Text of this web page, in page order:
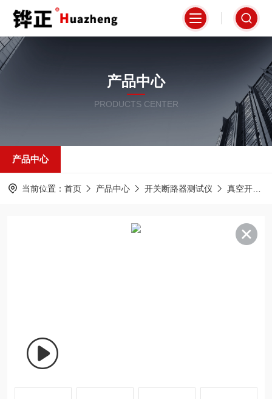
产品中心
PRODUCTS CENTER
产品中心
当前位置： 首页 产品中心 开关断路器测试仪 真空开关真空度测试仪